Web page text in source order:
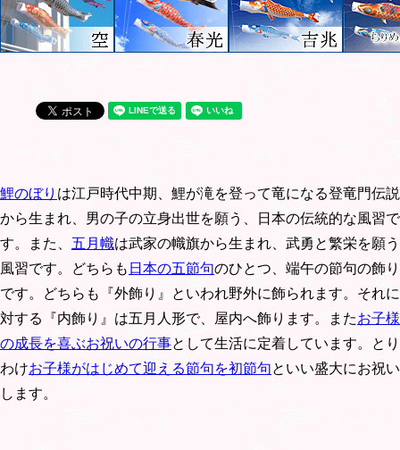
鯉のぼり は江戸時代中期、鯉が滝を登って竜になる登竜門伝説
から生まれ、男の子の立身出世を願う、日本の伝統的な風習で
す。また、 五月幟は武家の幟旗から生まれ、武勇と繁栄を願う
風習です。どちらも 日本の五節句のひとつ、端午の節句の飾り
です。どちらも『外飾り』といわれ野外に飾られます。それに
対する『内飾り』は五月人形で、屋内へ飾ります。またお子様
の成長を喜ぶお祝いの行事として生活に定着しています。とり
わけお子様がはじめて迎える節句を初節句といい盛大にお祝い
します。